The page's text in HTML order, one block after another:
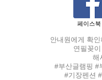
페이스북
안내원에게 확
연필꽂
해
#부산글램핑 #
#기장펜션